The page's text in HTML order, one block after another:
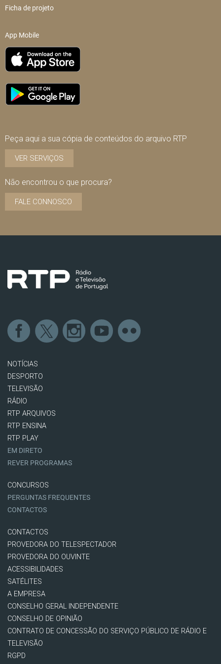
Ficha de projeto
App Mobile
Peça aqui a sua cópia de conteúdos do arquivo RTP
VER SERVIÇOS
Não encontrou o que procura?
FALE CONNOSCO
NOTÍCIAS
DESPORTO
TELEVISÃO
RÁDIO
RTP ARQUIVOS
RTP ENSINA
RTP PLAY
EM DIRETO
REVER PROGRAMAS
CONCURSOS
PERGUNTAS FREQUENTES
CONTACTOS
CONTACTOS
PROVEDORA DO TELESPECTADOR
PROVEDORA DO OUVINTE
ACESSIBILIDADES
SATÉLITES
A EMPRESA
CONSELHO GERAL INDEPENDENTE
CONSELHO DE OPINIÃO
CONTRATO DE CONCESSÃO DO SERVIÇO PÚBLICO DE RÁDIO E
TELEVISÃO
RGPD